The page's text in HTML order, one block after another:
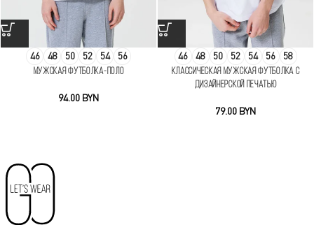
46 48 50 52 54 56
Мужская футболка-поло
94.00 BYN
46 48 50 52 54 56 58
Классическая мужская футболка с
дизайнерской печатью
79.00 BYN